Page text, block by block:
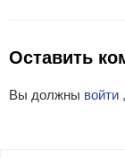
Оставить
Вы должны войти